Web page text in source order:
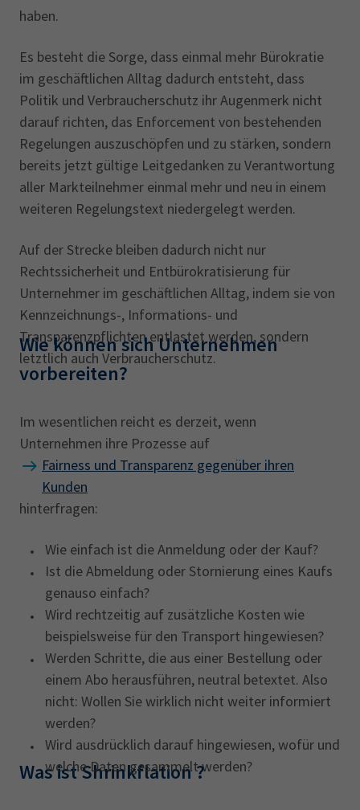
haben.
Es besteht die Sorge, dass einmal mehr Bürokratie
im geschäftlichen Alltag dadurch entsteht, dass
Politik und Verbraucherschutz ihr Augenmerk nicht
darauf richten, das Enforcement von bestehenden
Regelungen auszuschöpfen und zu stärken, sondern
bereits jetzt gültige Leitgedanken zu Verantwortung
aller Markteilnehmer einmal mehr und neu in einem
weiteren Regelungstext niedergelegt werden.
Auf der Strecke bleiben dadurch nicht nur
Rechtssicherheit und Entbürokratisierung für
Unternehmer im geschäftlichen Alltag, indem sie von
Kennzeichnungs-, Informations- und
Transparenzpflichten entlastet werden, sondern
letztlich auch Verbraucherschutz.
Wie können sich Unternehmen
vorbereiten?
Im wesentlichen reicht es derzeit, wenn
Unternehmen ihre Prozesse auf
Fairness und Transparenz gegenüber ihren
Kunden
hinterfragen:
Wie einfach ist die Anmeldung oder der Kauf?
Ist die Abmeldung oder Stornierung eines Kaufs
genauso einfach?
Wird rechtzeitig auf zusätzliche Kosten wie
beispielsweise für den Transport hingewiesen?
Werden Schritte, die aus einer Bestellung oder
einem Abo herausführen, neutral betextet. Also
nicht: Wollen Sie wirklich nicht weiter informiert
werden?
Wird ausdrücklich darauf hingewiesen, wofür und
welche Daten gesammelt werden?
Was ist Shrinkflation ?